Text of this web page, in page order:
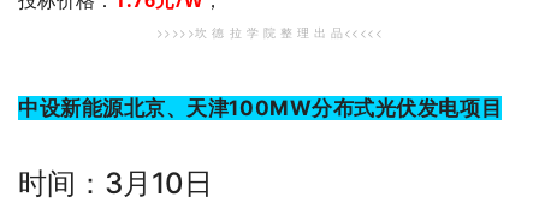
>>>>>坎 德 拉 学 院 整 理 出 品<<<<<
中设新能源北京、天津100MW分布式光伏发电项目
时间：3月10日